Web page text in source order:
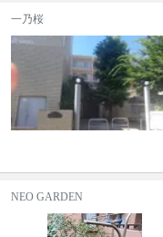
一乃桜
NEO GARDEN